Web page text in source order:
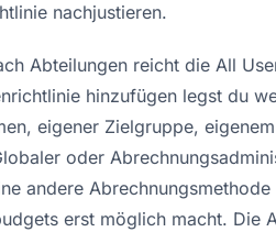
nachjustieren.
Abteilungen reicht die All
hinzufügen legst du
eigener Zielgruppe,
oder
andere
erst möglich macht. Die